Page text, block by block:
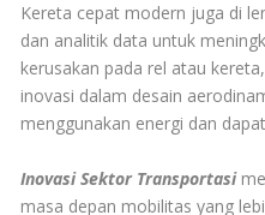
Kereta cepat modern juga di
dan analitik data untuk
kerusakan pada rel atau
inovasi dalam desain
menggunakan energi dan
Inovasi Sektor Transportasi
masa depan mobilitas yang